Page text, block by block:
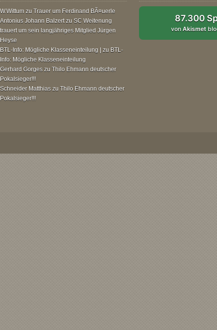
W.Wittum zu Trauer um Ferdinand BÃ¤uerle
Antonius Johann Balzertzu SC Weitenung
trauert um sein langjähriges Mitglied Jürgen
Heyse
BTL-Info: Mögliche Klasseneinteilung | zu BTL-
Info: Mögliche Klasseneinteilung
Gerhard Gorges zu Thilo Ehmann deutscher
Pokalsieger!!!
Schneider Matthias zu Thilo Ehmann deutscher
Pokalsieger!!!
87.300
vonAkismet